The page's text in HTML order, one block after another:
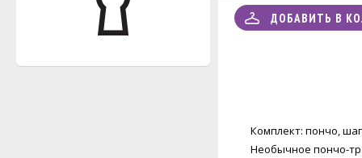
ДОБАВИТЬ В
Комплект: пончо,
Необычное пончо-